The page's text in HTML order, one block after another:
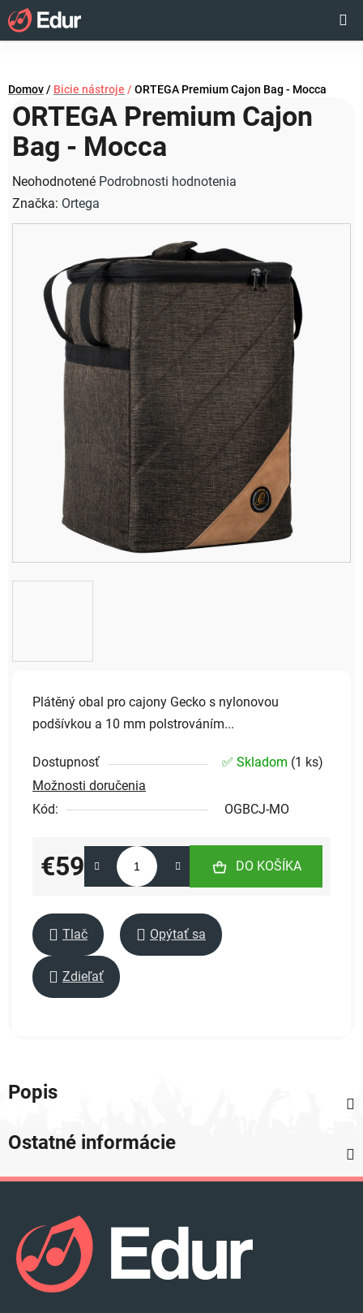
Prejsť
na
obsah
KOŠÍK
Domov/ Bicie nástroje / ORTEGA Premium Cajon Bag - Mocca
Plátěný obal pro cajony Gecko s nylonovou
podšívkou a 10 mm polstrováním...
Dostupnosť ✅ Skladom (1 ks)
Možnosti doručenia
Kód:
OGBCJ-MO
€59
Jednotková cena:
DO KOŠÍKA
Tlač Opýtať sa
Zdieľať
ORTEGA Premium Cajon
Bag - Mocca
Priemerné
hodnotenie
produktu
hviezdičiek.
Neohodnotené Podrobnosti hodnotenia
Značka: Ortega
Popis
Ostatné informácie